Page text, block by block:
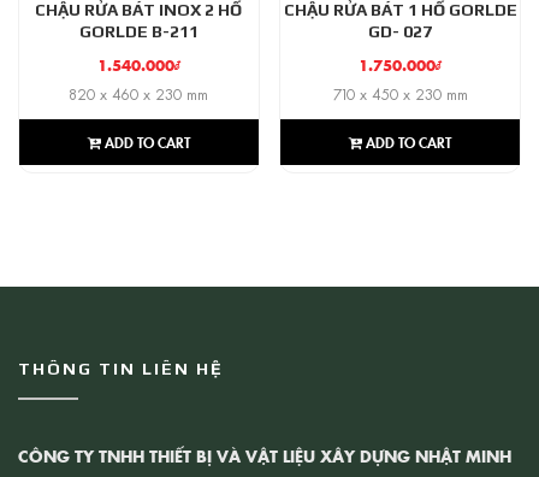
CHẬU RỬA BÁT INOX 2 HỐ
GORLDE B-211
1.540.000₫
820 x 460 x 230 mm
ADD TO CART
CHẬU RỬA BÁT 1 HỐ GORLDE
GD- 027
1.750.000₫
710 x 450 x 230 mm
ADD TO CART
THÔNG TIN LIÊN HỆ
CÔNG TY TNHH THIẾT BỊ VÀ VẬT LIỆU XÂY DỰNG NHẬT MINH